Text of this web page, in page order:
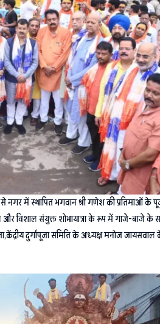
में स्थापित भगवान श्री गणेश की प्रतिमाओं के
विशाल संयुक्त शोभायात्रा के रूप में गाजे-बाजे के
दुर्गापूजा समिति के अध्यक्ष मनोज